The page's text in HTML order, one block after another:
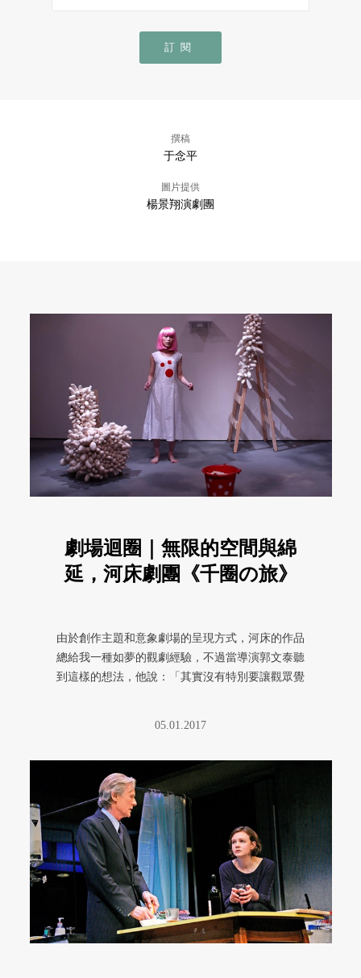
訂閱
撰稿
于念平
圖片提供
楊景翔演劇團
劇場迴圈｜無限的空間與綿
延，河床劇團《千圈の旅》
由於創作主題和意象劇場的呈現方式，河床的作品
總給我一種如夢的觀劇經驗，不過當導演郭文泰聽
到這樣的想法，他說：「其實沒有特別要讓觀眾覺
05.01.2017